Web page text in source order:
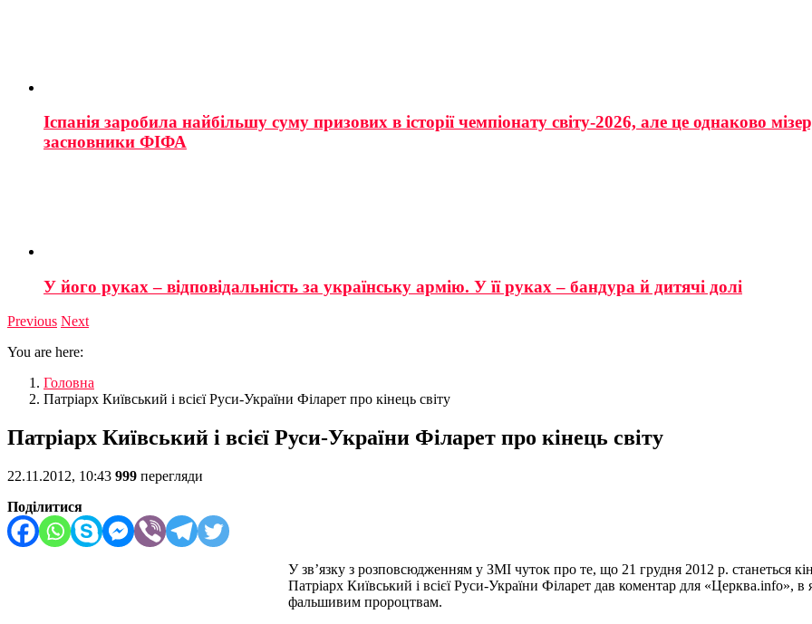
Іспанія заробила найбільшу суму призових в історії чемпіонату світу-2026, але це однаково
засновники ФІФА
У його руках – відповідальність за українську армію. У її руках – бандура й дитячі долі
Previous Next
You are here:
Головна
Патріарх Київський і всієї Руси-України Філарет про кінець світу
Патріарх Київський і всієї Руси-України Філарет про кінець світу
22.11.2012, 10:43 999 перегляди
Поділитися
У зв’язку з розповсюдженням у ЗМІ чуток про те, що 21 грудня 2012 р. станеться
Патріарх Київський і всієї Руси-України Філарет дав коментар для «Церква.info»,
фальшивим пророцтвам.